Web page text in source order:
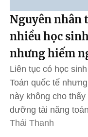
Nguyên nhân
nhiều học
nhưng hiếm
Liên tục có học
Toán quốc tế
này không cho
dưỡng tài năng
Thái Thanh